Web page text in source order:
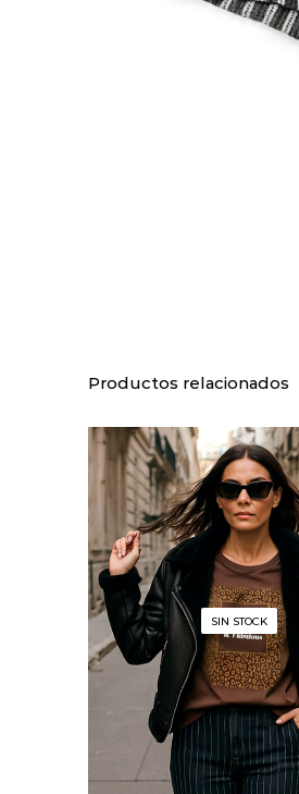
Productos relacionados
SIN STOCK